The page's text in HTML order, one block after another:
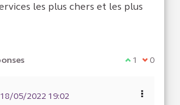
les plus chers et les plus
Je suis
1 Je ne
0
18/05/2022 19:02